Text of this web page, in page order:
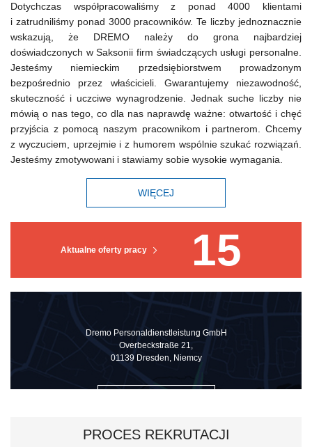
Aktualne oferty pracy 15
Dremo Personaldienstleistung GmbH
Overbeckstraße 21,
01139 Dresden, Niemcy
Dotychczas współpracowaliśmy z ponad 4000 klientami
i zatrudniliśmy ponad 3000 pracowników. Te liczby jednoznacznie
wskazują, że DREMO należy do grona najbardziej
doświadczonych w Saksonii firm świadczących usługi personalne.
Jesteśmy niemieckim przedsiębiorstwem prowadzonym
bezpośrednio przez właścicieli. Gwarantujemy niezawodność,
skuteczność i uczciwe wynagrodzenie. Jednak suche liczby nie
mówią o nas tego, co dla nas naprawdę ważne: otwartość i chęć
przyjścia z pomocą naszym pracownikom i partnerom. Chcemy
z wyczuciem, uprzejmie i z humorem wspólnie szukać rozwiązań.
Jesteśmy zmotywowani i stawiamy sobie wysokie wymagania.
WIĘCEJ
PROCES REKRUTACJI